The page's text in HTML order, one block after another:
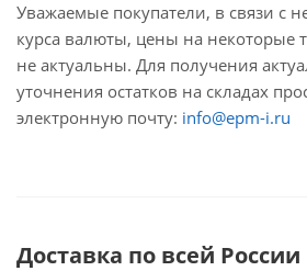
Уважаемые покупатели, в связи с
курса валюты, цены на некоторые
не актуальны. Для получения
уточнения остатков на складах
электронную почту: info@epm-i.ru
Доставка по всей России